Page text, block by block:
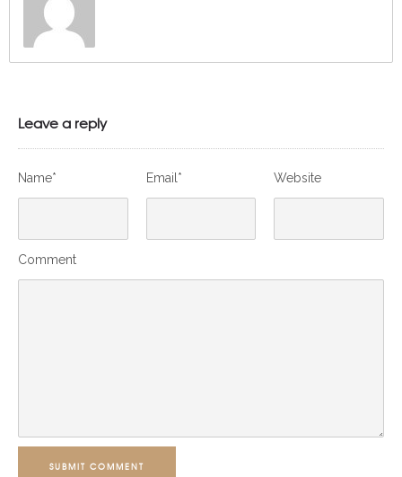
Leave a reply
Name* Email* Website
Comment
SUBMIT COMMENT